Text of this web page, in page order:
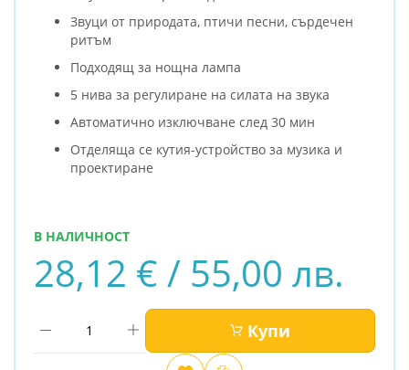
Звуци от природата, птичи песни, сърдечен
ритъм
Подходящ за нощна лампа
5 нива за регулиране на силата на звука
Автоматично изключване след 30 мин
Отделяща се кутия-устройство за музика и
проектиране
28,12 € / 55,00 лв.
В НАЛИЧНОСТ
Купи